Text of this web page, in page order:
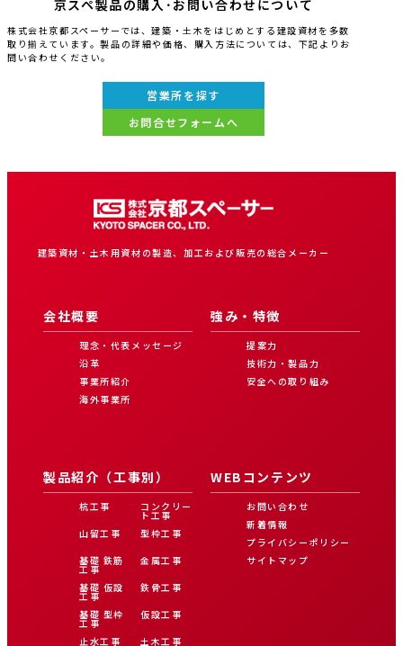
京スペ製品の購入･お問い合わせについて
株式会社京都スペーサーでは、建築・土木をはじめとする建設資材を多数
取り揃えています。製品の詳細や価格、購入方法については、下記よりお
問い合わせください。
営業所を探す
お問合せフォームへ
建築資材・土木用資材の製造、加工および販売の総合メーカー
会社概要
理念・代表メッセージ
沿革
事業所紹介
海外事業所
強み・特徴
提案力
技術力・製品力
安全への取り組み
製品紹介（工事別）
杭工事
山留工事
基礎 鉄筋
工事
基礎 仮設
工事
基礎 型枠
工事
止水工事
コンクリー
ト工事
型枠工事
金属工事
鉄骨工事
仮設工事
土木工事
WEBコンテンツ
お問い合わせ
新着情報
プライバシーポリシー
サイトマップ